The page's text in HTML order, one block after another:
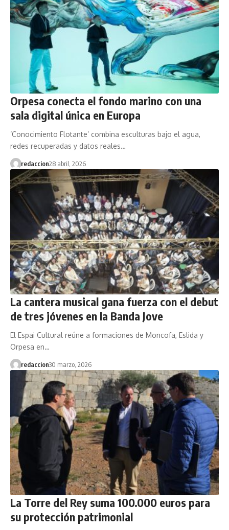
Orpesa conecta el fondo marino con una
sala digital única en Europa
‘Conocimiento Flotante’ combina esculturas bajo el agua,
redes recuperadas y datos reales…
redaccion28 abril, 2026
La cantera musical gana fuerza con el debut
de tres jóvenes en la Banda Jove
El Espai Cultural reúne a formaciones de Moncofa, Eslida y
Orpesa en…
redaccion30 marzo, 2026
La Torre del Rey suma 100.000 euros para
su protección patrimonial